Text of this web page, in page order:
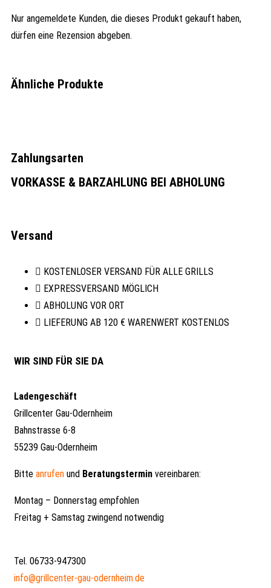
Nur angemeldete Kunden, die dieses Produkt gekauft haben,
dürfen eine Rezension abgeben.
Ähnliche Produkte
Zahlungsarten
VORKASSE & BARZAHLUNG BEI ABHOLUNG
Versand
KOSTENLOSER VERSAND FÜR ALLE GRILLS
EXPRESSVERSAND MÖGLICH
ABHOLUNG VOR ORT
LIEFERUNG AB 120 € WARENWERT KOSTENLOS
WIR SIND FÜR SIE DA
Ladengeschäft
Grillcenter Gau-Odernheim
Bahnstrasse 6-8
55239 Gau-Odernheim
Bitte anrufen und Beratungstermin vereinbaren:
Montag – Donnerstag empfohlen
Freitag + Samstag zwingend notwendig
Tel. 06733-947300
info@grillcenter-gau-odernheim.de